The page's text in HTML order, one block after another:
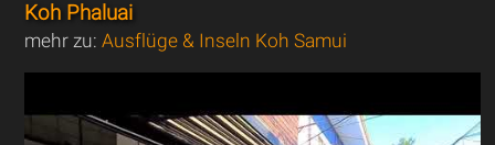
Koh Phaluai
mehr zu:Ausflüge & Inseln Koh Samui